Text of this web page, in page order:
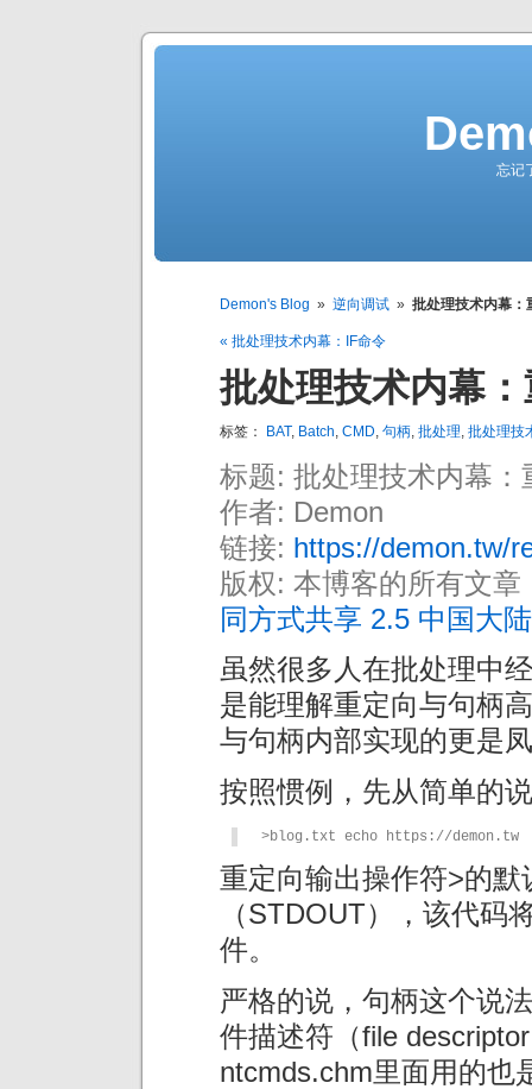
忘记
Demon's Blog » 逆向调试 » 批处理技术内幕：
« 批处理技术内幕：IF命令
批处理技术内幕
标签： BAT, Batch, CMD, 句柄, 批处理, 批处理技
标题: 批处理技术内幕：
作者: Demon
链接: https://demon.tw/
版权: 本博客的所有文章
同方式共享 2.5 中国大陆
虽然很多人在批处理中
是能理解重定向与句柄
与句柄内部实现的更是
按照惯例，先从简单的
>blog.txt echo https://demon.tw
重定向输出操作符>的
（STDOUT），该代码
件。
严格的说，句柄这个说
件描述符（file
ntcmds.chm里面用的也